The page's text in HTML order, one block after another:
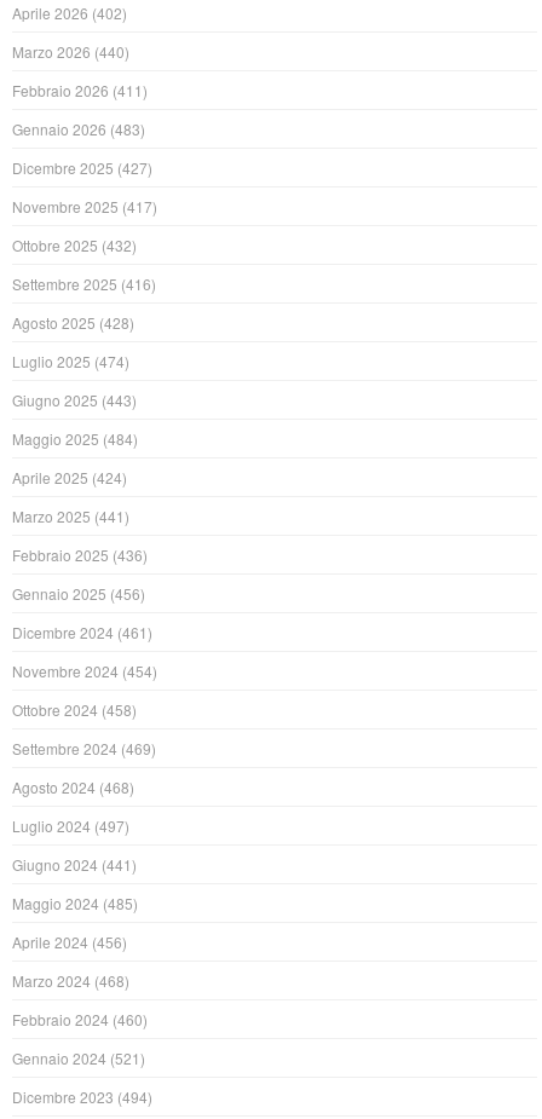
Aprile 2026 (402)
Marzo 2026 (440)
Febbraio 2026 (411)
Gennaio 2026 (483)
Dicembre 2025 (427)
Novembre 2025 (417)
Ottobre 2025 (432)
Settembre 2025 (416)
Agosto 2025 (428)
Luglio 2025 (474)
Giugno 2025 (443)
Maggio 2025 (484)
Aprile 2025 (424)
Marzo 2025 (441)
Febbraio 2025 (436)
Gennaio 2025 (456)
Dicembre 2024 (461)
Novembre 2024 (454)
Ottobre 2024 (458)
Settembre 2024 (469)
Agosto 2024 (468)
Luglio 2024 (497)
Giugno 2024 (441)
Maggio 2024 (485)
Aprile 2024 (456)
Marzo 2024 (468)
Febbraio 2024 (460)
Gennaio 2024 (521)
Dicembre 2023 (494)